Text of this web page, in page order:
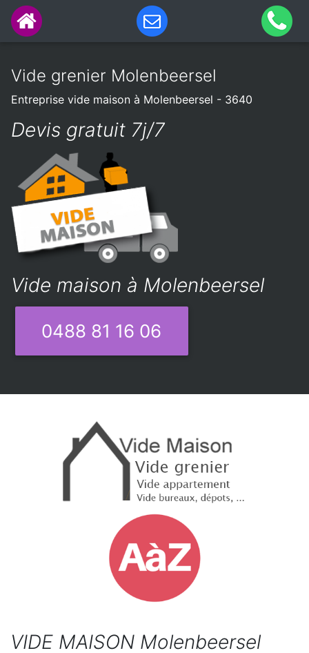
Vide grenier Molenbeersel
Entreprise vide maison à Molenbeersel - 3640
Devis gratuit 7j/7
Vide maison à Molenbeersel
0488 81 16 06
VIDE MAISON Molenbeersel